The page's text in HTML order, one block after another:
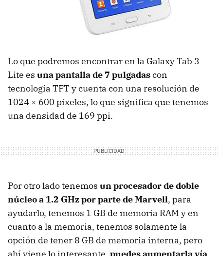
Lo que podremos encontrar en la Galaxy Tab 3
Lite es una pantalla de 7 pulgadascon
tecnología TFT y cuenta con una resolución de
1024 × 600 pixeles, lo que significa que tenemos
una densidad de 169 ppi.
Por otro lado tenemos un procesador de doble
núcleo a 1.2 GHz por parte de Marvell, para
ayudarlo, tenemos 1 GB de memoria RAM y en
cuanto a la memoria, tenemos solamente la
opción de tener 8 GB de memoria interna, pero